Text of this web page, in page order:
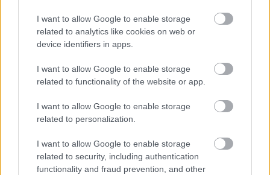
I want to allow Google to enable storage
related to analytics like cookies on web or
device identifiers in apps.
I want to allow Google to enable storage
related to functionality of the website or app.
I want to allow Google to enable storage
related to personalization.
I want to allow Google to enable storage
related to security, including authentication
functionality and fraud prevention, and other
meg e-mail címét:
Megismertem és elfogadom aGDPR-szabályzat
Nem szeretne lemaradni semmiről? Csak egy kattintás, és hírlevelünk a
legfrissebb információkkal és exkluzív tartalmakkal hétről hétre
postaládájába érkezik!
A SZOL24 legfrissebb 24 cikke